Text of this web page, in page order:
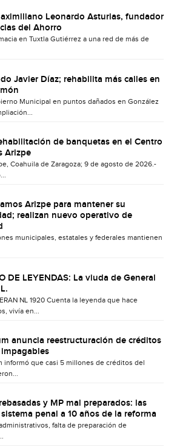
Leonardo Asturias, fundador
del Ahorro
en Tuxtla Gutiérrez a una red de más de
Javier Díaz; rehabilita más calles en
Municipal en puntos dañados en González
de banquetas en el Centro
Arizpe
Coahuila de Zaragoza; 9 de agosto de 2026.-
Arizpe para mantener su
realizan nuevo operativo de
municipales, estatales y federales mantienen
DE LEYENDAS: La viuda de General
NL 1920 Cuenta la leyenda que hace
vivía en...
anuncia reestructuración de créditos
informó que casi 5 millones de créditos del
y MP mal preparados: las
penal a 10 años de la reforma
falta de preparación de